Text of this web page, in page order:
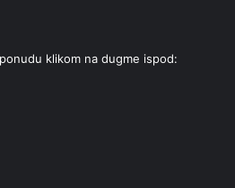
klikom na dugme ispod: